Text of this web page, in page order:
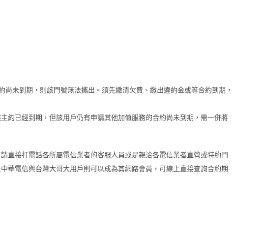
尚未到期，則該門號無法攜出。須先繳清欠費、繳出違約金或等合約到期，
約已經到期，但該用戶仍有申請其他加值服務的合約尚未到期，需一併將
直接打電話各所屬電信業者的客服人員或是親洽各電信業者直營或特約門
華電信與台灣大哥大用戶則可以成為其網路會員，可線上直接查詢合約期